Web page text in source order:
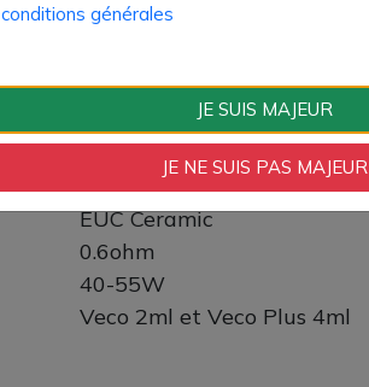
EUC Ceramic
20-35W
Veco 2ml et Veco Plus 4ml
EUC Ceramic
0.6ohm
40-55W
Veco 2ml et Veco Plus 4ml
conditions générales
JE SUIS MAJEUR
JE NE SUIS PAS MAJEUR